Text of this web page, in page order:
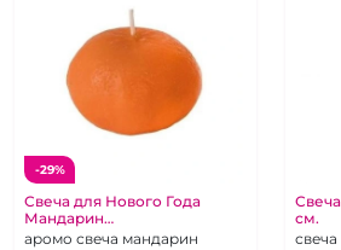
-29%
Свеча для Нового Года
Мандарин
ароматизированная
аромо свеча мандарин
см.